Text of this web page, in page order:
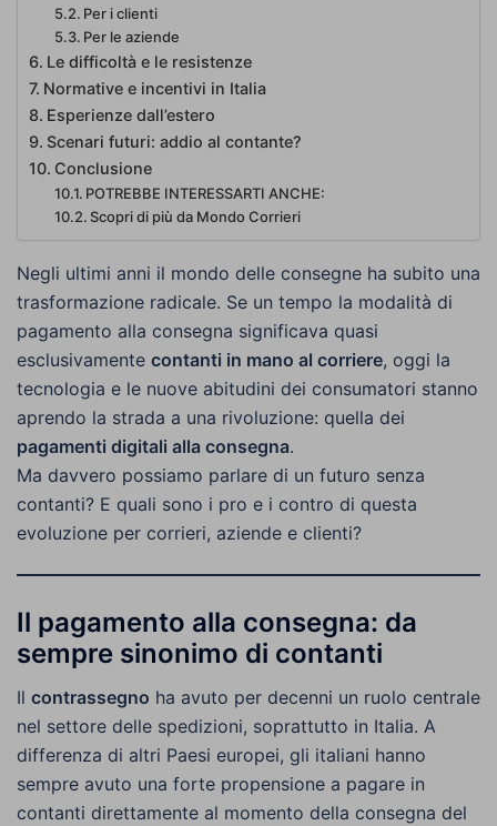
Per i clienti
Per le aziende
Le difficoltà e le resistenze
Normative e incentivi in Italia
Esperienze dall’estero
Scenari futuri: addio al contante?
Conclusione
POTREBBE INTERESSARTI ANCHE:
Scopri di più da Mondo Corrieri
Negli ultimi anni il mondo delle consegne ha subito una
trasformazione radicale. Se un tempo la modalità di
pagamento alla consegna significava quasi
esclusivamente contanti in mano al corriere, oggi la
tecnologia e le nuove abitudini dei consumatori stanno
aprendo la strada a una rivoluzione: quella dei
pagamenti digitali alla consegna.
Ma davvero possiamo parlare di un futuro senza
contanti? E quali sono i pro e i contro di questa
evoluzione per corrieri, aziende e clienti?
Il pagamento alla consegna: da
sempre sinonimo di contanti
Il contrassegno ha avuto per decenni un ruolo centrale
nel settore delle spedizioni, soprattutto in Italia. A
differenza di altri Paesi europei, gli italiani hanno
sempre avuto una forte propensione a pagare in
contanti direttamente al momento della consegna del